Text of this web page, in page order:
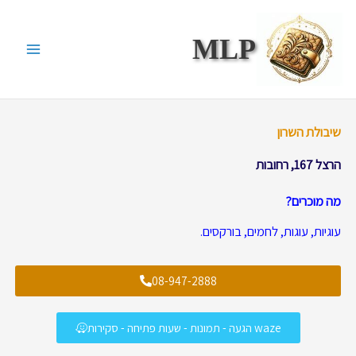
לתוכן
MLP
שיבולת השרון
הרצל 167, רחובות
מה מוכרים?
עוגיות, עוגות, לחמים, בורקסים.
08-947-2888
waze הגעה - תמונות - שעות פתיחה - סקירות